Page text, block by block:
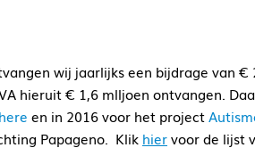
wij jaarlijks een bijdrage van €
hieruit € 1,6 mlljoen ontvangen.
en in 2016 voor het project
Papageno. Klik hiervoor de lijst